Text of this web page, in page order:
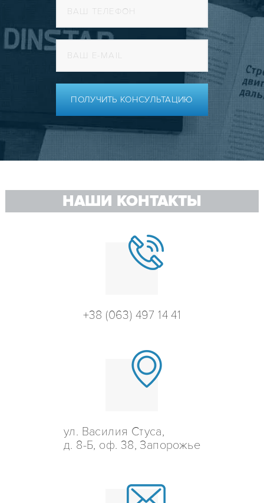
ПОЛУЧИТЬ КОНСУЛЬТАЦИЮ
НАШИ КОНТАКТЫ
+38 (063) 497 14 41
ул. Василия Стуса,
д. 8-Б, оф. 38, Запорожье